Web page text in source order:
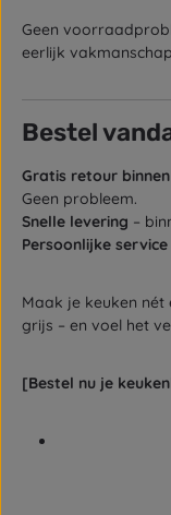
Geen
eerlijk
Bestel
Gratis retour
Geen probleem.
Snelle levering –
Persoonlijke service
Maak je keuken nét
grijs – en voel het
[Bestel nu je